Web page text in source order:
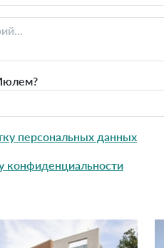
персональных данных
конфиденциальности